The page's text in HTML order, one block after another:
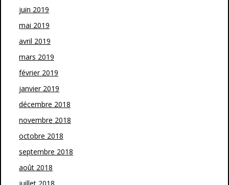
juin 2019
mai 2019
avril 2019
mars 2019
février 2019
janvier 2019
décembre 2018
novembre 2018
octobre 2018
septembre 2018
août 2018